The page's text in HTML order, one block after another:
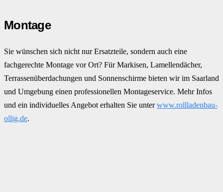
Montage
Sie wünschen sich nicht nur Ersatzteile, sondern auch eine
fachgerechte Montage vor Ort? Für Markisen, Lamellendächer,
Terrassenüberdachungen und Sonnenschirme bieten wir im Saarland
und Umgebung einen professionellen Montageservice. Mehr Infos
und ein individuelles Angebot erhalten Sie unterwww.rollladenbau-
ollig.de.